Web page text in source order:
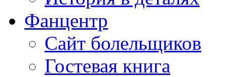
Фанцентр
Сайт болельщиков
Гостевая книга